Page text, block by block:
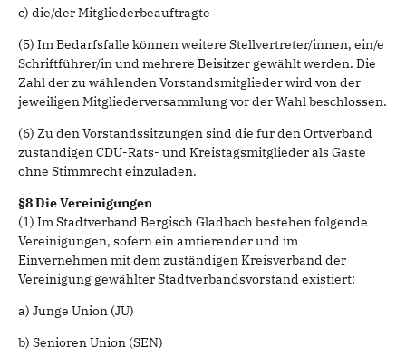
c) die/der Mitgliederbeauftragte
(5) Im Bedarfsfalle können weitere Stellvertreter/innen, ein/e
Schriftführer/in und mehrere Beisitzer gewählt werden. Die
Zahl der zu wählenden Vorstandsmitglieder wird von der
jeweiligen Mitgliederversammlung vor der Wahl beschlossen.
(6) Zu den Vorstandssitzungen sind die für den Ortverband
zuständigen CDU-Rats- und Kreistagsmitglieder als Gäste
ohne Stimmrecht einzuladen.
§8 Die Vereinigungen
(1) Im Stadtverband Bergisch Gladbach bestehen folgende
Vereinigungen, sofern ein amtierender und im
Einvernehmen mit dem zuständigen Kreisverband der
Vereinigung gewählter Stadtverbandsvorstand existiert:
a) Junge Union (JU)
b) Senioren Union (SEN)